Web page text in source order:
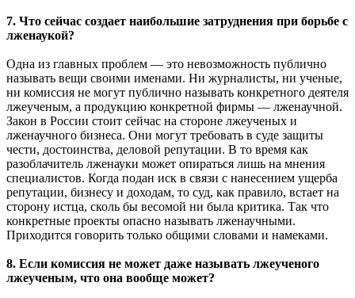
7. Что сейчас создает наибольшие затруднения при борьбе с
лженаукой?
Одна из главных проблем — это невозможность публично
называть вещи своими именами. Ни журналисты, ни ученые,
ни комиссия не могут публично называть конкретного деятеля
лжеученым, а продукцию конкретной фирмы — лженаучной.
Закон в России стоит сейчас на стороне лжеученых и
лженаучного бизнеса. Они могут требовать в суде защиты
чести, достоинства, деловой репутации. В то время как
разоблачитель лженауки может опираться лишь на мнения
специалистов. Когда подан иск в связи с нанесением ущерба
репутации, бизнесу и доходам, то суд, как правило, встает на
сторону истца, сколь бы весомой ни была критика. Так что
конкретные проекты опасно называть лженаучными.
Приходится говорить только общими словами и намеками.
8. Если комиссия не может даже называть лжеученого
лжеученым, что она вообще может?